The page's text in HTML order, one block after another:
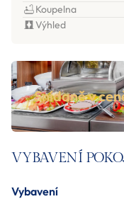
Koupelna
Výhled
Snídaně v
VYBAVENÍ
Vybavení